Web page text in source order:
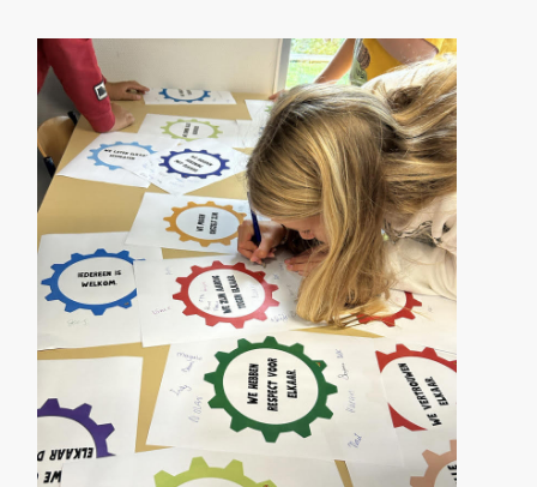
Bij ons werken
Aanmelden en contact
Reünie 75 jaar